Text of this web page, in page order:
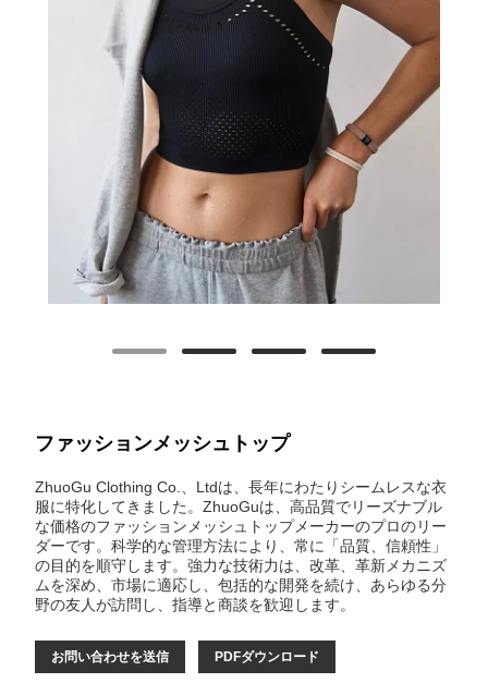
ファッションメッシュトップ
ZhuoGu Clothing Co.、Ltdは、長年にわたりシームレスな衣
服に特化してきました。ZhuoGuは、高品質でリーズナブル
な価格のファッションメッシュトップメーカーのプロのリー
ダーです。科学的な管理方法により、常に「品質、信頼性」
の目的を順守します。強力な技術力は、改革、革新メカニズ
ムを深め、市場に適応し、包括的な開発を続け、あらゆる分
野の友人が訪問し、指導と商談を歓迎します。
お問い合わせを送信 PDFダウンロード